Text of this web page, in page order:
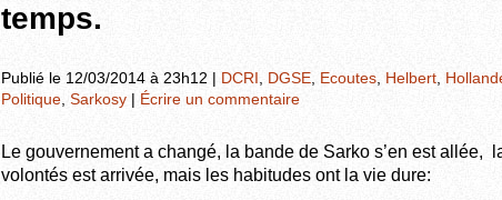
temps.
Publié le 12/03/2014 à 23h12 | DCRI DGSE Ecoutes Helbert
Politique Sarkosy | Écrire un commentaire
Le gouvernement a changé, la bande de Sarko s’en est allée,
volontés est arrivée, mais les habitudes ont la vie dure: